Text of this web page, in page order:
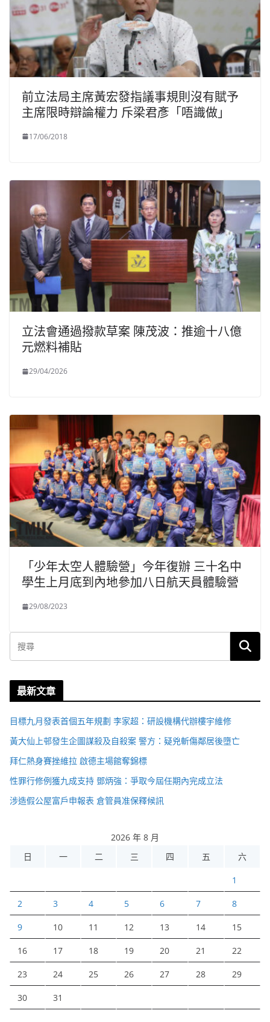
前立法局主席黃宏發指議事規則沒有賦予
主席限時辯論權力 斥梁君彥「唔識做」
17/06/2018
立法會通過撥款草案 陳茂波：推逾十八億
元燃料補貼
29/04/2026
「少年太空人體驗營」今年復辦 三十名中
學生上月底到內地參加八日航天員體驗營
29/08/2023
最新文章
目標九月發表首個五年規劃 李家超：研設機構代辦樓宇維修
黃大仙上邨發生企圖謀殺及自殺案 警方：疑兇斬傷鄰居後墮亡
拜仁熱身賽挫維拉 啟德主場館奪錦標
性罪行修例獲九成支持 鄧炳強：爭取今屆任期內完成立法
涉造假公屋富戶申報表 倉管員准保釋候訊
2026 年 8 月
日
一 二 三 四 五 六
1
2 3 4 5 6 7 8
9 10 11 12 13 14 15
16 17 18 19 20 21 22
23 24 25 26 27 28 29
30 31